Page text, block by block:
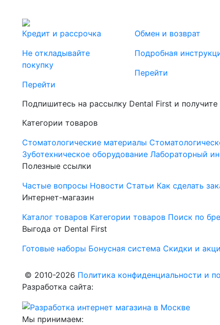
Кредит и рассрочка
Не откладывайте
покупку
Перейти
Обмен и возврат
Подробная
Перейти
Подпишитесь на рассылку Dental First и
Категории товаров
Стоматологические материалы
Зуботехническое оборудование Лабораторный
Полезные ссылки
Частые вопросы Новости Статьи Как сделать
Интернет-магазин
Каталог товаров Категории товаров Поиск по
Выгода от Dental First
Готовые наборы Бонусная система Скидки и
© 2010-2026 Политика конфиденциальности и
Разработка сайта:
Мы принимаем: